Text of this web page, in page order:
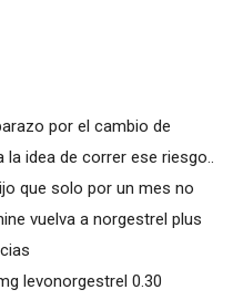
por el cambio de
idea de correr ese riesgo..
que solo por un mes no
vuelva a norgestrel plus
levonorgestrel 0.30